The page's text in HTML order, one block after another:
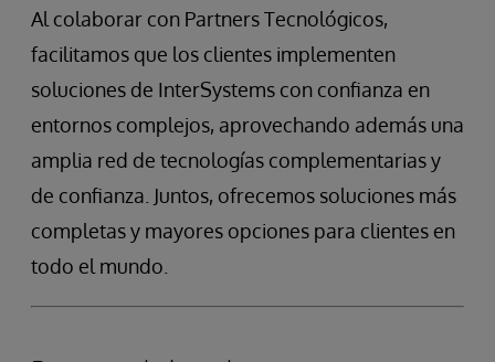
Al colaborar con Partners Tecnológicos,
facilitamos que los clientes implementen
soluciones de InterSystems con confianza en
entornos complejos, aprovechando además una
amplia red de tecnologías complementarias y
de confianza. Juntos, ofrecemos soluciones más
completas y mayores opciones para clientes en
todo el mundo.